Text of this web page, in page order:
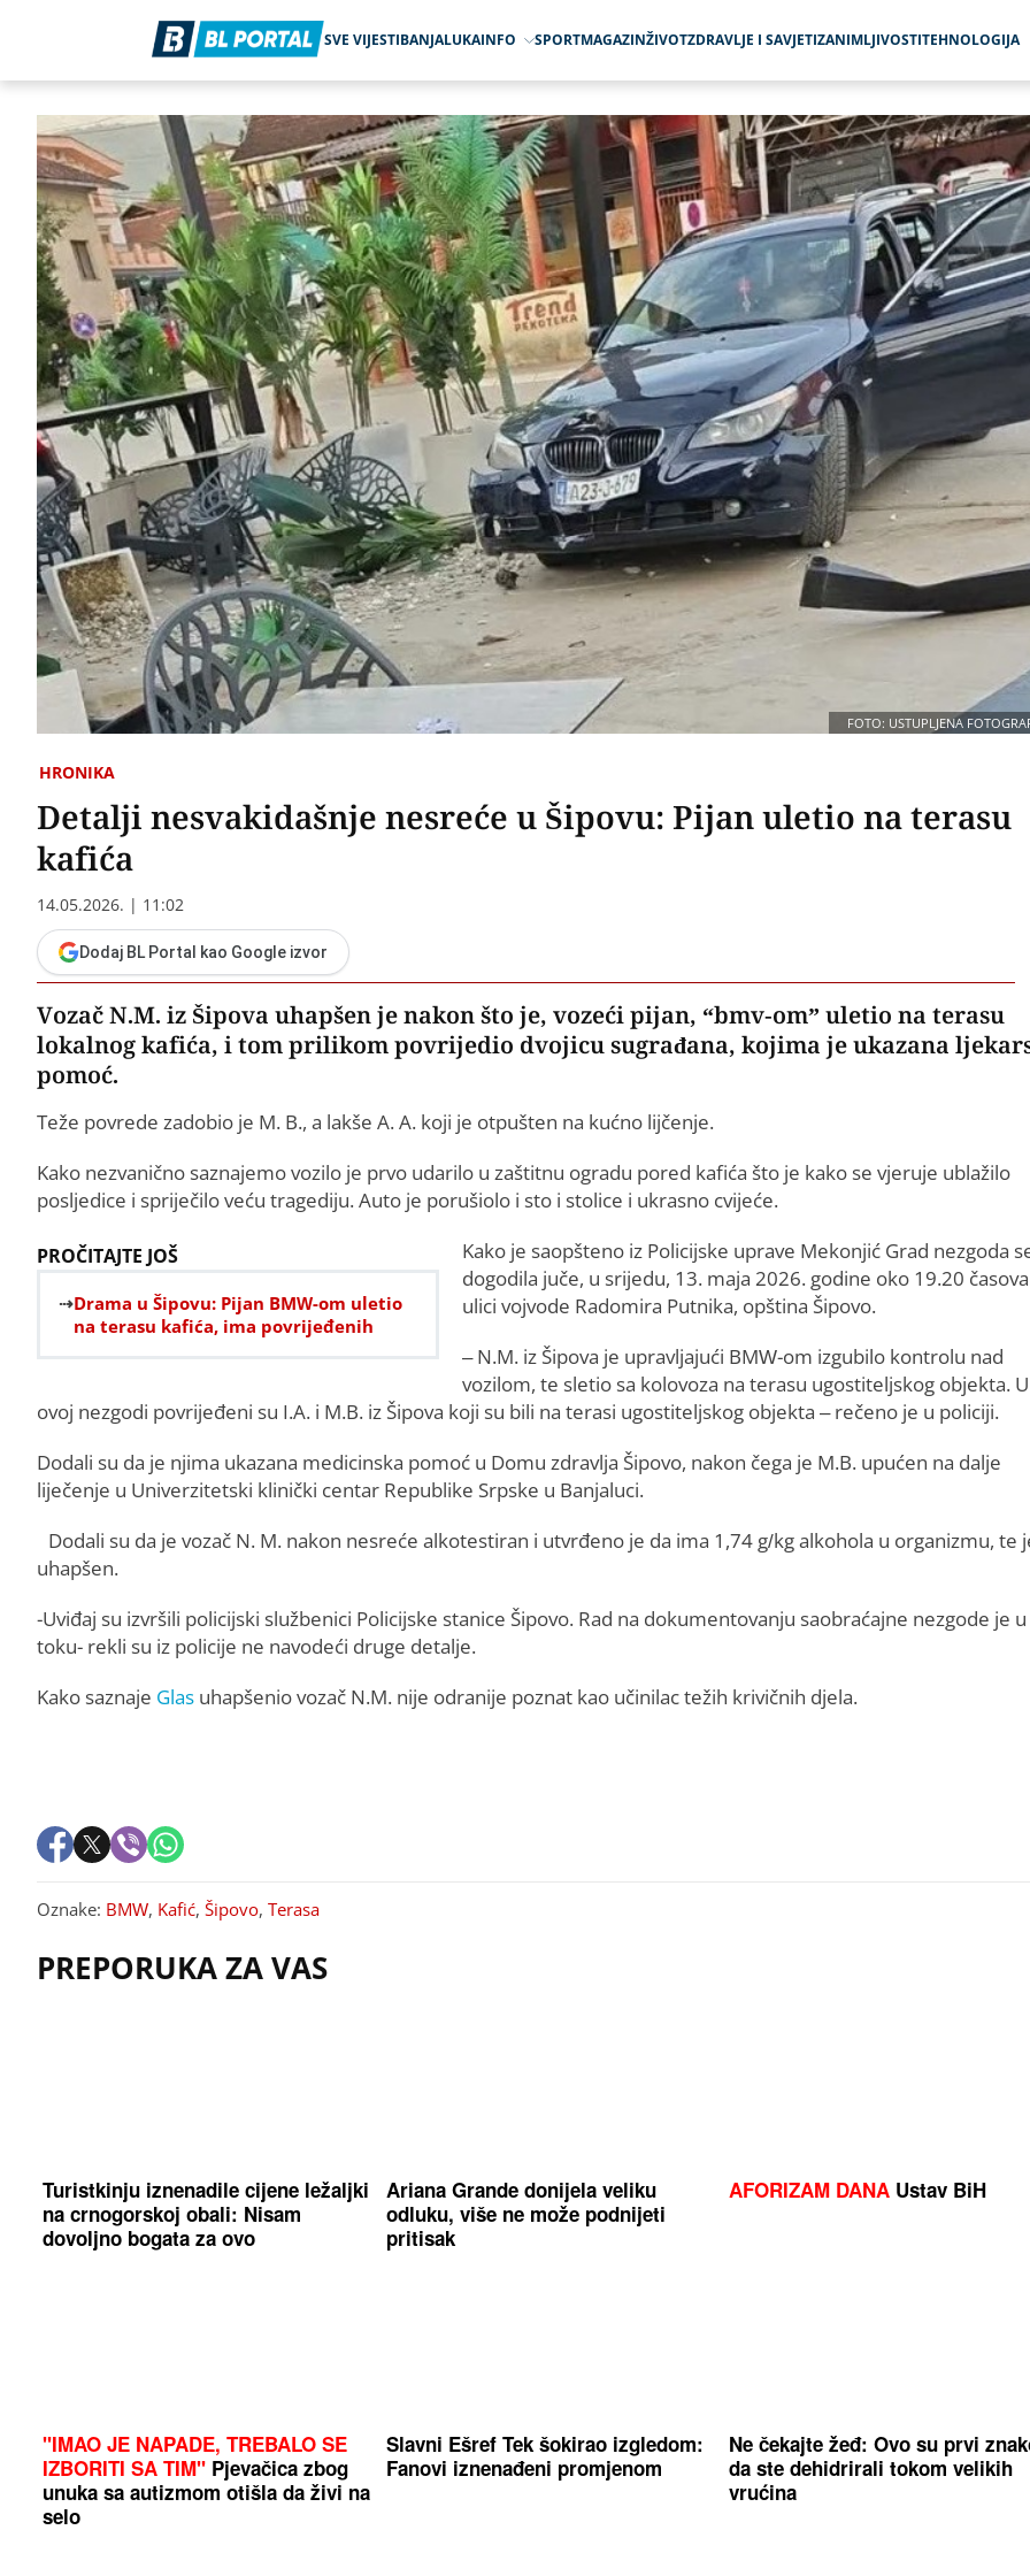
SVE VIJESTIBANJALUKAINFO SPORTMAGAZINŽIVOTZDRAVLJE I SAVJETIZANIMLJIVOSTITEHNOLOGIJA
FOTO: USTUPLJENA
HRONIKA
Detalji nesvakidašnje nesreće u Šipovu: Pijan uletio na terasu
kafića
14.05.2026. | 11:02
Dodaj BL Portal kao Google izvor
Vozač N.M. iz Šipova uhapšen je nakon što je, vozeći pijan, “bmv-om” uletio na terasu
lokalnog kafića, i tom prilikom povrijedio dvojicu sugrađana, kojima je ukazana
pomoć.
Teže povrede zadobio je M. B., a lakše A. A. koji je otpušten na kućno lijčenje.
Kako nezvanično saznajemo vozilo je prvo udarilo u zaštitnu ogradu pored kafića što je kako se vjeruje ublažilo
posljedice i spriječilo veću tragediju. Auto je porušiolo i sto i stolice i ukrasno cvijeće.
PROČITAJTE JOŠ
Drama u Šipovu: Pijan BMW-om uletio
na terasu kafića, ima povrijeđenih
Kako je saopšteno iz Policijske uprave Mekonjić Grad nezgoda
dogodila juče, u srijedu, 13. maja 2026. godine oko 19.20
ulici vojvode Radomira Putnika, opština Šipovo.
– N.M. iz Šipova je upravljajući BMW-om izgubilo kontrolu nad
vozilom, te sletio sa kolovoza na terasu ugostiteljskog objekta. U
ovoj nezgodi povrijeđeni su I.A. i M.B. iz Šipova koji su bili na terasi ugostiteljskog objekta – rečeno je u policiji.
Dodali su da je njima ukazana medicinska pomoć u Domu zdravlja Šipovo, nakon čega je M.B. upućen na dalje
liječenje u Univerzitetski klinički centar Republike Srpske u Banjaluci.
Dodali su da je vozač N. M. nakon nesreće alkotestiran i utvrđeno je da ima 1,74 g/kg alkohola u organizmu, te
uhapšen.
-Uviđaj su izvršili policijski službenici Policijske stanice Šipovo. Rad na dokumentovanju saobraćajne nezgode je u
toku- rekli su iz policije ne navodeći druge detalje.
Kako saznaje Glas uhapšenio vozač N.M. nije odranije poznat kao učinilac težih krivičnih djela.
Oznake: BMW, Kafić, Šipovo, Terasa
PREPORUKA ZA VAS
Turistkinju iznenadile cijene ležaljki
na crnogorskoj obali: Nisam
dovoljno bogata za ovo
Ariana Grande donijela veliku
odluku, više ne može podnijeti
pritisak
AFORIZAM DANA Ustav BiH
"IMAO JE NAPADE, TREBALO SE
IZBORITI SA TIM" Pjevačica zbog
unuka sa autizmom otišla da živi na
selo
Slavni Ešref Tek šokirao izgledom:
Fanovi iznenađeni promjenom
Ne čekajte žeđ: Ovo su prvi
da ste dehidrirali tokom velikih
vrućina